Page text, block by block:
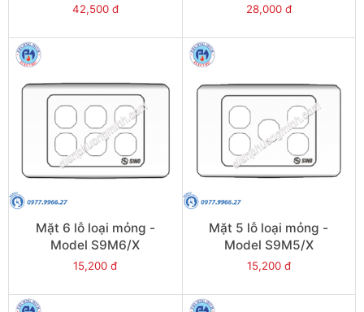
42,500 đ 28,000 đ
Mặt 6 lỗ loại mỏng -
Model S9M6/X
15,200 đ
Mặt 5 lỗ loại mỏng -
Model S9M5/X
15,200 đ